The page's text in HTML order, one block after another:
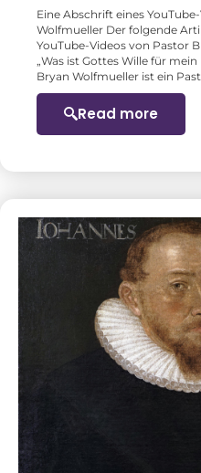
Eine Abschrift eines
Wolfmueller Der folgende
YouTube-Videos von Pastor
„Was ist Gottes Wille für
Bryan Wolfmueller ist ein
Read more